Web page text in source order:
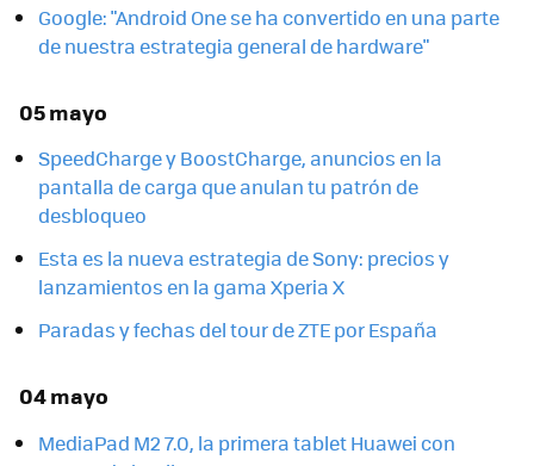
Google: "Android One se ha convertido en una parte
de nuestra estrategia general de hardware"
05 mayo
SpeedCharge y BoostCharge, anuncios en la
pantalla de carga que anulan tu patrón de
desbloqueo
Esta es la nueva estrategia de Sony: precios y
lanzamientos en la gama Xperia X
Paradas y fechas del tour de ZTE por España
04 mayo
MediaPad M2 7.0, la primera tablet Huawei con